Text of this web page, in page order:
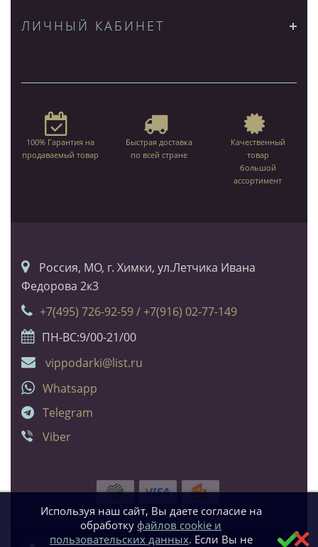
ЛИЧНЫЙ КАБИНЕТ
100% Гарантия на
продаваемый товар
Быстрая доставка
по всей стране
Качественный
товар
большой
ассортимент
Россия, МО, г. Химки, ул.Летчика Ивана
Федорова 2к3
+7(495) 726-92-59 / +7(916) 02-77-149
ПН-ВС:9/00-21/00
vippodarki@list.ru
Whatsapp
Telegram
Viber
Используя наш сайт, Вы даете согласие на
обработкуфайлов cookie и
пользовательских данных. Если Вы не